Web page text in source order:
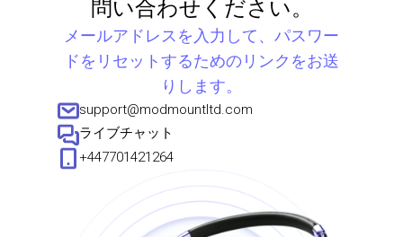
問い合わせください。
メールアドレスを入力して、パスワー
ドをリセットするためのリンクをお送
りします。
support@modmountltd.com
ライブチャット
+447701421264